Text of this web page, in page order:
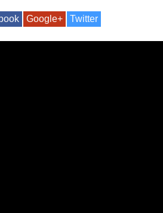
Google+ Twitter